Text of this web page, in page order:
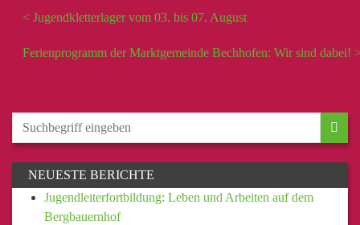
< Jugendkletterlager vom 03. bis 07. August
Ferienprogramm der Marktgemeinde Bechhofen: Wir sind dabei!
NEUESTE BERICHTE
Jugendleiterfortbildung: Leben und Arbeiten auf dem
Bergbauernhof